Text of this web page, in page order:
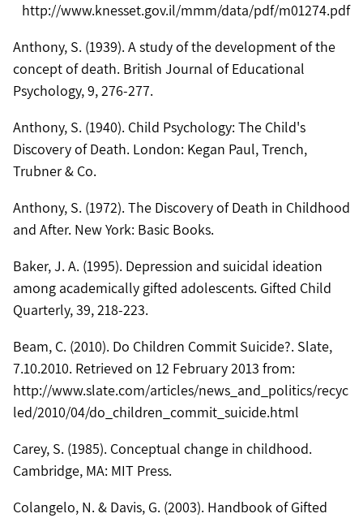
http://www.knesset.gov.il/mmm/data/pdf/m01274.pdf
Anthony, S. (1939). A study of the development of the
concept of death. British Journal of Educational
Psychology, 9, 276-277.
Anthony, S. (1940). Child Psychology: The Child's
Discovery of Death. London: Kegan Paul, Trench,
Trubner & Co.
Anthony, S. (1972). The Discovery of Death in Childhood
and After. New York: Basic Books.
Baker, J. A. (1995). Depression and suicidal ideation
among academically gifted adolescents. Gifted Child
Quarterly, 39, 218-223.
Beam, C. (2010). Do Children Commit Suicide?. Slate,
7.10.2010. Retrieved on 12 February 2013 from:
http://www.slate.com/articles/news_and_politics/recyc
led/2010/04/do_children_commit_suicide.html
Carey, S. (1985). Conceptual change in childhood.
Cambridge, MA: MIT Press.
Colangelo, N. & Davis, G. (2003). Handbook of Gifted